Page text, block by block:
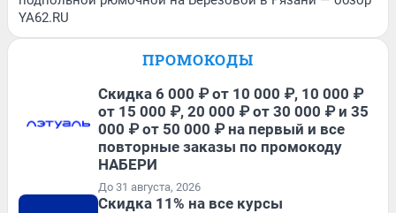
YA62.RU
ПРОМОКОДЫ
Скидка 6 000 ₽ от 10 000 ₽, 10 000 ₽
от 15 000 ₽, 20 000 ₽ от 30 000 ₽ и 35
000 ₽ от 50 000 ₽ на первый и все
повторные заказы по промокоду
НАБЕРИ
До 31 августа, 2026
Скидка 11% на все курсы